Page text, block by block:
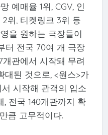
예매율 1위, CGV, 인
위, 티켓링크 3위 등
을 원하는 극장들이
터 전국 70여 개 극장
관에서 시작돼 무려
대된 것으로, <원스>가
시작해 관객의 입소
전국 140개관까지 확
큼 고무적이다.